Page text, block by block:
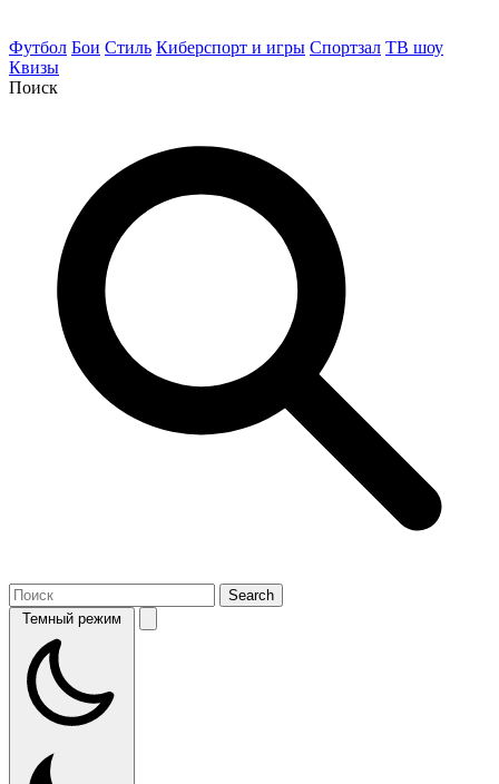
Футбол Бои Стиль Киберспорт и игры Спортзал ТВ шоу
Квизы
Поиск
Темный режим